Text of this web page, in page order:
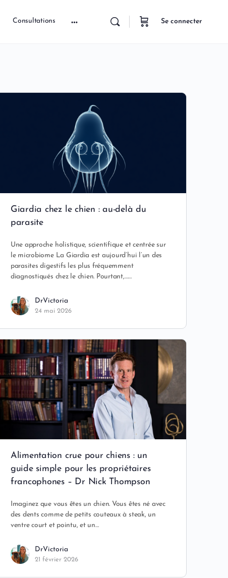
Consultations Se connecter
Giardia chez le chien : au-delà du
parasite
Une approche holistique, scientifique et centrée sur
le microbiome La Giardia est aujourd’hui l’un des
parasites digestifs les plus fréquemment
diagnostiqués chez le chien. Pourtant,……
DrVictoria
24 mai 2026
Alimentation crue pour chiens : un
guide simple pour les propriétaires
francophones – Dr Nick Thompson
Imaginez que vous êtes un chien. Vous êtes né avec
des dents comme de petits couteaux à steak, un
ventre court et pointu, et un…
DrVictoria
21 février 2026